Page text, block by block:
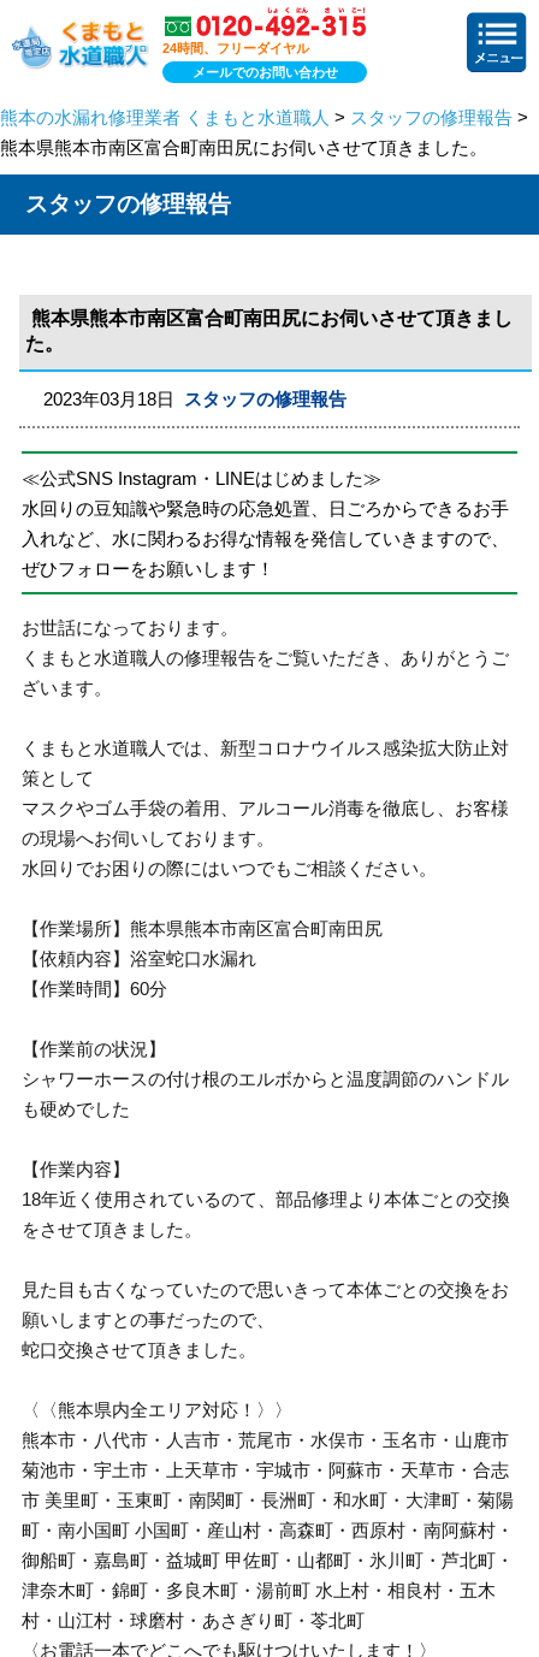
24時間、フリーダイヤル
メールでのお問い合わせ
熊本の水漏れ修理業者 くまもと水道職人 > スタッフの修理報告 >
熊本県熊本市南区富合町南田尻にお伺いさせて頂きました。
スタッフの修理報告
熊本県熊本市南区富合町南田尻にお伺いさせて頂きまし
た。
2023年03月18日 スタッフの修理報告
≪公式SNS Instagram・LINEはじめました≫
水回りの豆知識や緊急時の応急処置、日ごろからできるお手
入れなど、水に関わるお得な情報を発信していきますので、
ぜひフォローをお願いします！
お世話になっております。
くまもと水道職人の修理報告をご覧いただき、ありがとうご
ざいます。
くまもと水道職人では、新型コロナウイルス感染拡大防止対
策として
マスクやゴム手袋の着用、アルコール消毒を徹底し、お客様
の現場へお伺いしております。
水回りでお困りの際にはいつでもご相談ください。
【作業場所】熊本県熊本市南区富合町南田尻
【依頼内容】浴室蛇口水漏れ
【作業時間】60分
【作業前の状況】
シャワーホースの付け根のエルボからと温度調節のハンドル
も硬めでした
【作業内容】
18年近く使用されているのて、部品修理より本体ごとの交換
をさせて頂きました。
見た目も古くなっていたので思いきって本体ごとの交換をお
願いしますとの事だったので、
蛇口交換させて頂きました。
〈〈熊本県内全エリア対応！〉〉
熊本市・八代市・人吉市・荒尾市・水俣市・玉名市・山鹿市
菊池市・宇土市・上天草市・宇城市・阿蘇市・天草市・合志
市 美里町・玉東町・南関町・長洲町・和水町・大津町・菊陽
町・南小国町 小国町・産山村・高森町・西原村・南阿蘇村・
御船町・嘉島町・益城町 甲佐町・山都町・氷川町・芦北町・
津奈木町・錦町・多良木町・湯前町 水上村・相良村・五木
村・山江村・球磨村・あさぎり町・苓北町
〈お電話一本でどこへでも駆けつけいたします！〉